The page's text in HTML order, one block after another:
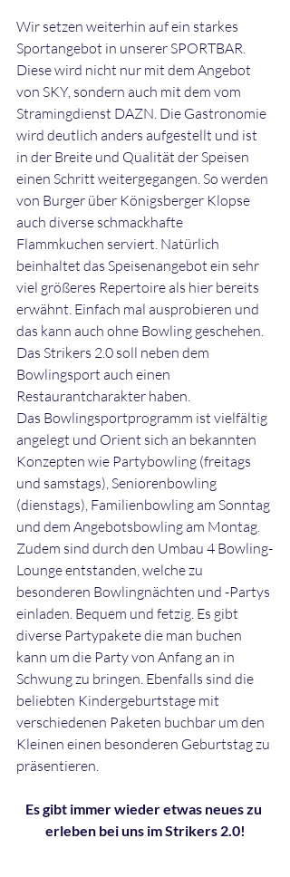
Wir setzen weiterhin auf ein starkes
Sportangebot in unserer SPORTBAR.
Diese wird nicht nur mit dem Angebot
von SKY, sondern auch mit dem vom
Stramingdienst DAZN. Die Gastronomie
wird deutlich anders aufgestellt und ist
in der Breite und Qualität der Speisen
einen Schritt weitergegangen. So werden
von Burger über Königsberger Klopse
auch diverse schmackhafte
Flammkuchen serviert. Natürlich
beinhaltet das Speisenangebot ein sehr
viel größeres Repertoire als hier bereits
erwähnt. Einfach mal ausprobieren und
das kann auch ohne Bowling geschehen.
Das Strikers 2.0 soll neben dem
Bowlingsport auch einen
Restaurantcharakter haben.
Das Bowlingsportprogramm ist vielfältig
angelegt und Orient sich an bekannten
Konzepten wie Partybowling (freitags
und samstags), Seniorenbowling
(dienstags), Familienbowling am Sonntag
und dem Angebotsbowling am Montag.
Zudem sind durch den Umbau 4 Bowling-
Lounge entstanden, welche zu
besonderen Bowlingnächten und -Partys
einladen. Bequem und fetzig. Es gibt
diverse Partypakete die man buchen
kann um die Party von Anfang an in
Schwung zu bringen. Ebenfalls sind die
beliebten Kindergeburtstage mit
verschiedenen Paketen buchbar um den
Kleinen einen besonderen Geburtstag zu
präsentieren.
Es gibt immer wieder etwas neues zu
erleben bei uns im Strikers 2.0!